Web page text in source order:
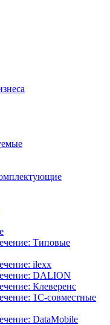
Типовые
ilexx
DALION
Клеверенс
1С-совместные
DataMobile